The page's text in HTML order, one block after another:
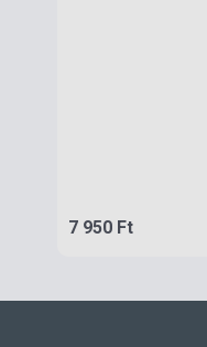
7 950 Ft